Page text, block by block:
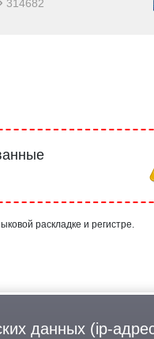
314682
раскладке и регистре.
данных (ip-